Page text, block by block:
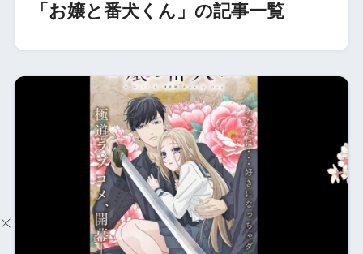
「お嬢と番犬くん」の記事一覧